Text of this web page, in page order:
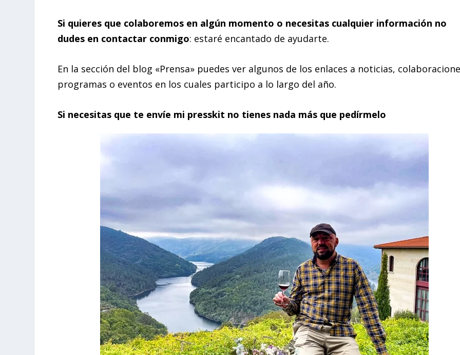
Si quieres que colaboremos en algún momento o necesitas cualquier información no
dudes en contactar conmigo: estaré encantado de ayudarte.
En la sección del blog «Prensa» puedes ver algunos de los enlaces a noticias,
programas o eventos en los cuales participo a lo largo del año.
Si necesitas que te envíe mi presskit no tienes nada másque pedírmelo